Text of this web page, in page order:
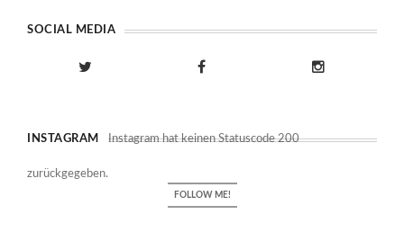
SOCIAL MEDIA
INSTAGRAM Instagram hat keinen Statuscode 200
zurückgegeben.
FOLLOW ME!